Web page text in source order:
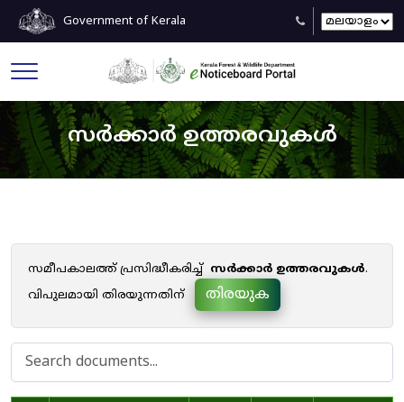
Government of Kerala
സർക്കാർ ഉത്തരവുകൾ
സമീപകാലത്ത് പ്രസിദ്ധീകരിച്ച് സർക്കാർ ഉത്തരവുകൾ.
വിപുലമായി തിരയുന്നതിന്
തിരയുക